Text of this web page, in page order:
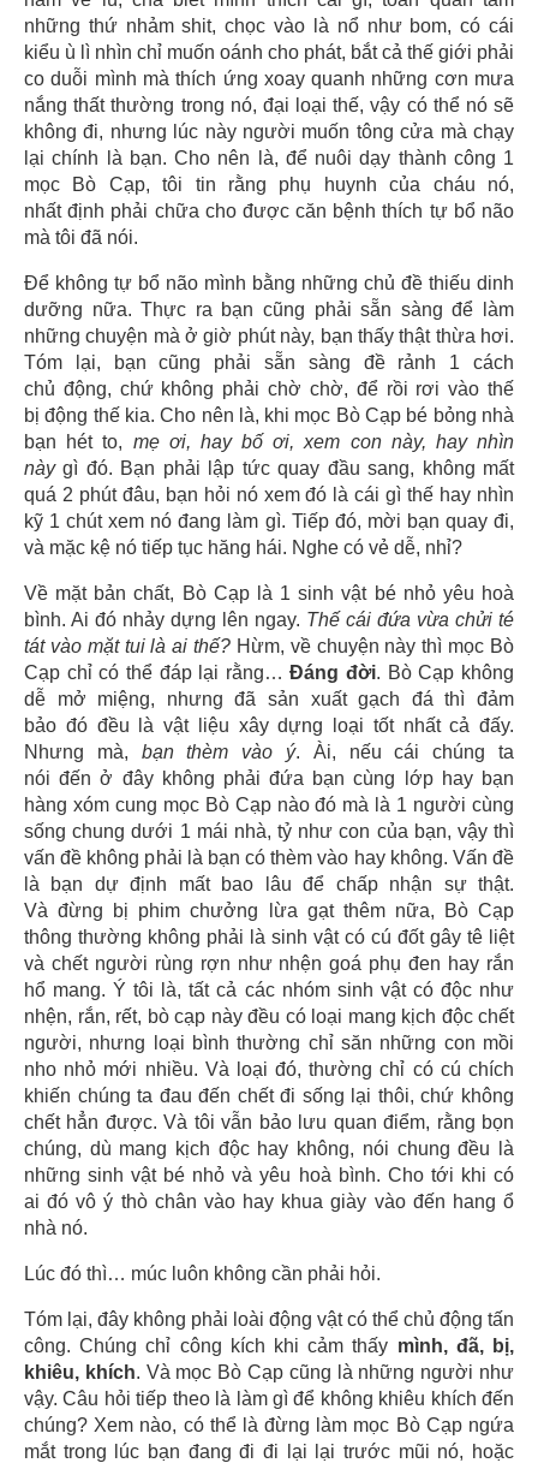
những thứ nhảm shit, chọc vào là nổ như bom, có cái
kiểu ù lì nhìn chỉ muốn oánh cho phát, bắt cả thế giới phải
co duỗi mình mà thích ứng xoay quanh những cơn mưa
nắng thất thường trong nó, đại loại thế, vậy có thể nó sẽ
không đi, nhưng lúc này người muốn tông cửa mà chạy
lại chính là bạn. Cho nên là, để nuôi dạy thành công 1
mọc Bò Cạp, tôi tin rằng phụ huynh của cháu nó,
nhất định phải chữa cho được căn bệnh thích tự bổ não
mà tôi đã nói.
Để không tự bổ não mình bằng những chủ đề thiếu dinh
dưỡng nữa. Thực ra bạn cũng phải sẵn sàng để làm
những chuyện mà ở giờ phút này, bạn thấy thật thừa hơi.
Tóm lại, bạn cũng phải sẵn sàng đề rảnh 1 cách
chủ động, chứ không phải chờ chờ, để rồi rơi vào thế
bị động thế kia. Cho nên là, khi mọc Bò Cạp bé bỏng nhà
bạn hét to, mẹ ơi, hay bố ơi, xem con này, hay nhìn
nàygì đó. Bạn phải lập tức quay đầu sang, không mất
quá 2 phút đâu, bạn hỏi nó xem đó là cái gì thế hay nhìn
kỹ 1 chút xem nó đang làm gì. Tiếp đó, mời bạn quay đi,
và mặc kệ nó tiếp tục hăng hái. Nghe có vẻ dễ, nhỉ?
Về mặt bản chất, Bò Cạp là 1 sinh vật bé nhỏ yêu hoà
bình. Ai đó nhảy dựng lên ngay. Thế cái đứa vừa chửi té
tát vào mặt tui là ai thế? Hừm, về chuyện này thì mọc Bò
Cạp chỉ có thể đáp lại rằng…Đáng đời. Bò Cạp không
dễ mở miệng, nhưng đã sản xuất gạch đá thì đảm
bảo đó đều là vật liệu xây dựng loại tốt nhất cả đấy.
Nhưng mà, bạn thèm vào ý. Ài, nếu cái chúng ta
nói đến ở đây không phải đứa bạn cùng lớp hay bạn
hàng xóm cung mọc Bò Cạp nào đó mà là 1 người cùng
sống chung dưới 1 mái nhà, tỷ như con của bạn, vậy thì
vấn đề không phải là bạn có thèm vào hay không. Vấn đề
là bạn dự định mất bao lâu để chấp nhận sự thật.
Và đừng bị phim chưởng lừa gạt thêm nữa, Bò Cạp
thông thường không phải là sinh vật có cú đốt gây tê liệt
và chết người rùng rợn như nhện goá phụ đen hay rắn
hổ mang. Ý tôi là, tất cả các nhóm sinh vật có độc như
nhện, rắn, rết, bò cạp này đều có loại mang kịch độc chết
người, nhưng loại bình thường chỉ săn những con mồi
nho nhỏ mới nhiều. Và loại đó, thường chỉ có cú chích
khiến chúng ta đau đến chết đi sống lại thôi, chứ không
chết hẳn được. Và tôi vẫn bảo lưu quan điểm, rằng bọn
chúng, dù mang kịch độc hay không, nói chung đều là
những sinh vật bé nhỏ và yêu hoà bình. Cho tới khi có
ai đó vô ý thò chân vào hay khua giày vào đến hang ổ
nhà nó.
Lúc đó thì… múc luôn không cần phải hỏi.
Tóm lại, đây không phải loài động vật có thể chủ động tấn
công. Chúng chỉ công kích khi cảm thấy mình, đã, bị,
khiêu, khích. Và mọc Bò Cạp cũng là những người như
vậy. Câu hỏi tiếp theo là làm gì để không khiêu khích đến
chúng? Xem nào, có thể là đừng làm mọc Bò Cạp ngứa
mắt trong lúc bạn đang đi đi lại lại trước mũi nó, hoặc